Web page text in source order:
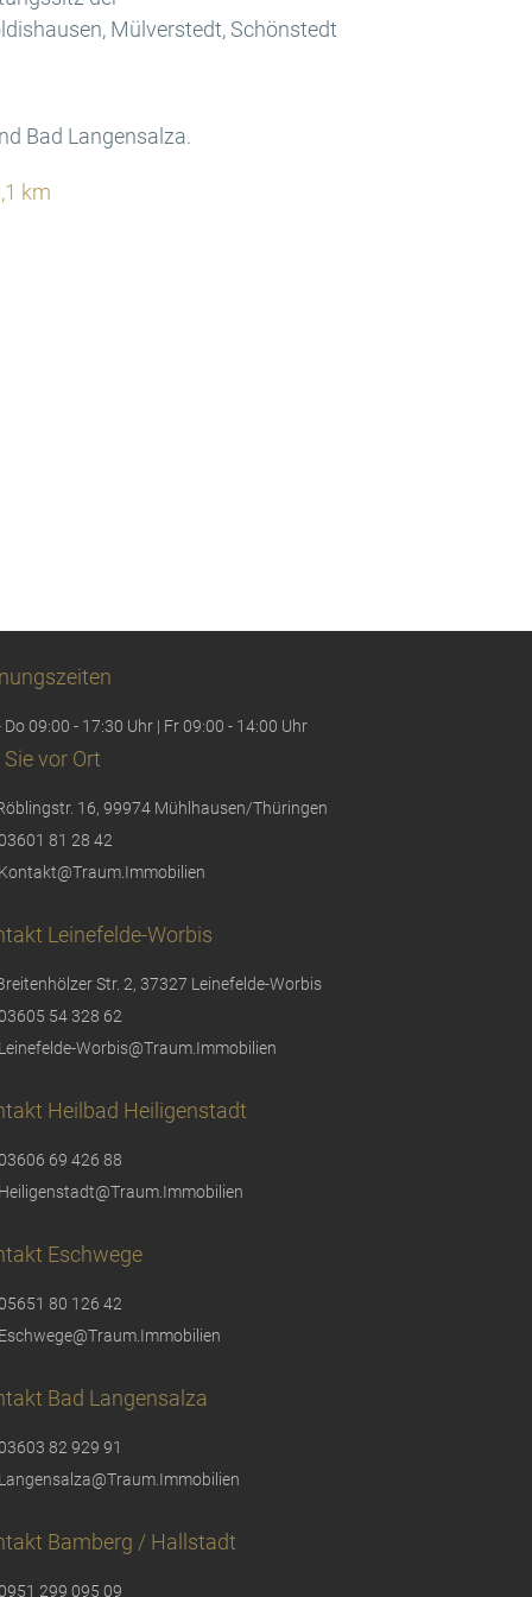
Mülverstedt, Schönstedt
Bad Langensalza.
km
Do 09:00 - 17:30 Uhr | Fr 09:00 - 14:00 Uhr
Sie vor Ort
16, 99974 Mühlhausen/Thüringen
81 28 42
Kontakt@Traum.Immobilien
Leinefelde-Worbis
Str. 2, 37327 Leinefelde-Worbis
54 328 62
Leinefelde-Worbis@Traum.Immobilien
Heilbad Heiligenstadt
69 426 88
Heiligenstadt@Traum.Immobilien
Eschwege
80 126 42
Eschwege@Traum.Immobilien
Bad Langensalza
82 929 91
Langensalza@Traum.Immobilien
Bamberg / Hallstadt
299 095 09